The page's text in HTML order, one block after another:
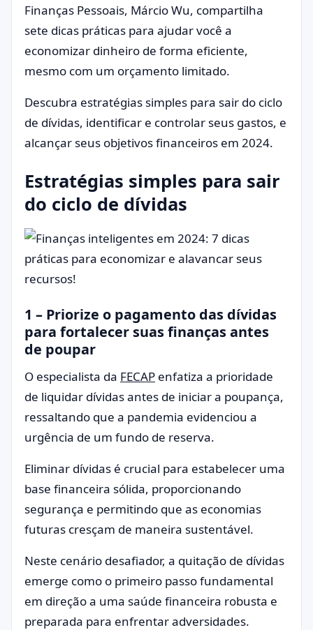
Finanças Pessoais, Márcio Wu, compartilha
sete dicas práticas para ajudar você a
economizar dinheiro de forma eficiente,
mesmo com um orçamento limitado.
Descubra estratégias simples para sair do ciclo
de dívidas, identificar e controlar seus gastos, e
alcançar seus objetivos financeiros em 2024.
Estratégias simples para sair
do ciclo de dívidas
1 – Priorize o pagamento das dívidas
para fortalecer suas finanças antes
de poupar
O especialista da FECAP enfatiza a prioridade
de liquidar dívidas antes de iniciar a poupança,
ressaltando que a pandemia evidenciou a
urgência de um fundo de reserva.
Eliminar dívidas é crucial para estabelecer uma
base financeira sólida, proporcionando
segurança e permitindo que as economias
futuras cresçam de maneira sustentável.
Neste cenário desafiador, a quitação de dívidas
emerge como o primeiro passo fundamental
em direção a uma saúde financeira robusta e
preparada para enfrentar adversidades.